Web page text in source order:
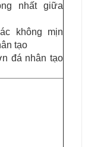
nhất giữa
không mịn
tạo
đá nhân tạo